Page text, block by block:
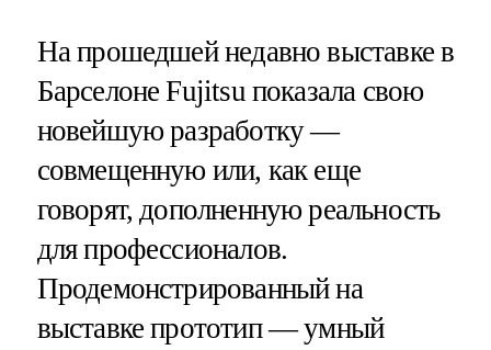
На прошедшей недавно выставке в
Барселоне Fujitsu показала свою
новейшую разработку —
совмещенную или, как еще
говорят, дополненную реальность
для профессионалов.
Продемонстрированный на
выставке прототип — умный